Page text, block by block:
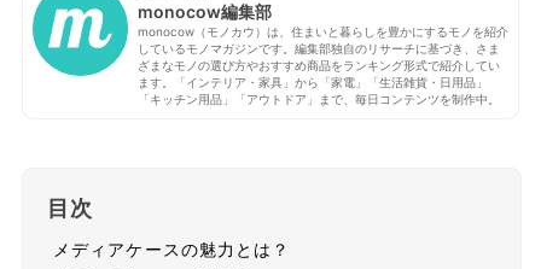
monocow編集部
monocow（モノカウ）は、住まいと暮らしを豊かにするモノを紹介
しているモノマガジンです。編集部独自のリサーチに基づき、さま
ざまなモノの選び方やおすすめ商品をランキング形式で紹介してい
ます。「インテリア・家具」から「家電」「生活雑貨・日用品」
「キッチン用品」「アウトドア」まで、毎日コンテンツを制作中。
目次
メディアケースの魅力とは？